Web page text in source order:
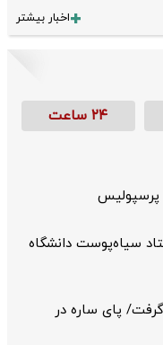
اخبار بیشتر
۲۴ ساعت
پرسپولیس
سیاه‌پوست دانشگاه
گرفت/ پای ساره در